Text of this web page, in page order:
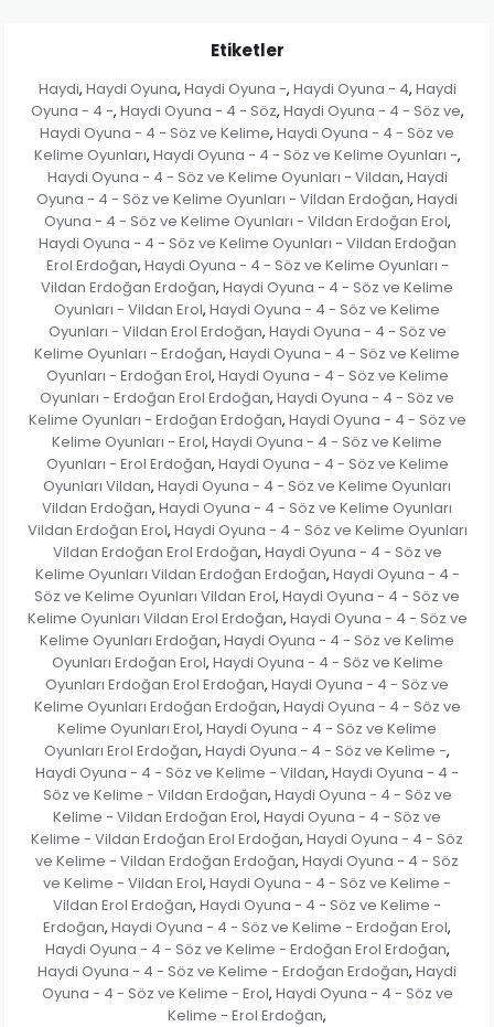
Etiketler
Haydi, Haydi Oyuna, Haydi Oyuna -, Haydi Oyuna - 4, Haydi
Oyuna - 4 -, Haydi Oyuna - 4 - Söz, Haydi Oyuna - 4 - Söz ve,
Haydi Oyuna - 4 - Söz ve Kelime, Haydi Oyuna - 4 - Söz ve
Kelime Oyunları, Haydi Oyuna - 4 - Söz ve Kelime Oyunları -,
Haydi Oyuna - 4 - Söz ve Kelime Oyunları - Vildan, Haydi
Oyuna - 4 - Söz ve Kelime Oyunları - Vildan Erdoğan, Haydi
Oyuna - 4 - Söz ve Kelime Oyunları - Vildan Erdoğan Erol,
Haydi Oyuna - 4 - Söz ve Kelime Oyunları - Vildan Erdoğan
Erol Erdoğan, Haydi Oyuna - 4 - Söz ve Kelime Oyunları -
Vildan Erdoğan Erdoğan, Haydi Oyuna - 4 - Söz ve Kelime
Oyunları - Vildan Erol, Haydi Oyuna - 4 - Söz ve Kelime
Oyunları - Vildan Erol Erdoğan, Haydi Oyuna - 4 - Söz ve
Kelime Oyunları - Erdoğan, Haydi Oyuna - 4 - Söz ve Kelime
Oyunları - Erdoğan Erol, Haydi Oyuna - 4 - Söz ve Kelime
Oyunları - Erdoğan Erol Erdoğan, Haydi Oyuna - 4 - Söz ve
Kelime Oyunları - Erdoğan Erdoğan, Haydi Oyuna - 4 - Söz ve
Kelime Oyunları - Erol, Haydi Oyuna - 4 - Söz ve Kelime
Oyunları - Erol Erdoğan, Haydi Oyuna - 4 - Söz ve Kelime
Oyunları Vildan, Haydi Oyuna - 4 - Söz ve Kelime Oyunları
Vildan Erdoğan, Haydi Oyuna - 4 - Söz ve Kelime Oyunları
Vildan Erdoğan Erol, Haydi Oyuna - 4 - Söz ve Kelime Oyunları
Vildan Erdoğan Erol Erdoğan, Haydi Oyuna - 4 - Söz ve
Kelime Oyunları Vildan Erdoğan Erdoğan, Haydi Oyuna - 4 -
Söz ve Kelime Oyunları Vildan Erol, Haydi Oyuna - 4 - Söz ve
Kelime Oyunları Vildan Erol Erdoğan, Haydi Oyuna - 4 - Söz ve
Kelime Oyunları Erdoğan, Haydi Oyuna - 4 - Söz ve Kelime
Oyunları Erdoğan Erol, Haydi Oyuna - 4 - Söz ve Kelime
Oyunları Erdoğan Erol Erdoğan, Haydi Oyuna - 4 - Söz ve
Kelime Oyunları Erdoğan Erdoğan, Haydi Oyuna - 4 - Söz ve
Kelime Oyunları Erol, Haydi Oyuna - 4 - Söz ve Kelime
Oyunları Erol Erdoğan, Haydi Oyuna - 4 - Söz ve Kelime -,
Haydi Oyuna - 4 - Söz ve Kelime - Vildan, Haydi Oyuna - 4 -
Söz ve Kelime - Vildan Erdoğan, Haydi Oyuna - 4 - Söz ve
Kelime - Vildan Erdoğan Erol, Haydi Oyuna - 4 - Söz ve
Kelime - Vildan Erdoğan Erol Erdoğan, Haydi Oyuna - 4 - Söz
ve Kelime - Vildan Erdoğan Erdoğan, Haydi Oyuna - 4 - Söz
ve Kelime - Vildan Erol, Haydi Oyuna - 4 - Söz ve Kelime -
Vildan Erol Erdoğan, Haydi Oyuna - 4 - Söz ve Kelime -
Erdoğan, Haydi Oyuna - 4 - Söz ve Kelime - Erdoğan Erol,
Haydi Oyuna - 4 - Söz ve Kelime - Erdoğan Erol Erdoğan,
Haydi Oyuna - 4 - Söz ve Kelime - Erdoğan Erdoğan, Haydi
Oyuna - 4 - Söz ve Kelime - Erol, Haydi Oyuna - 4 - Söz ve
Kelime - Erol Erdoğan,